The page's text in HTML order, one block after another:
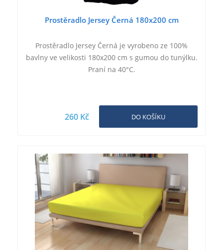
Prostěradlo Jersey Černá 180x200 cm
Prostěradlo Jersey Černá je vyrobeno ze 100%
bavlny ve velikosti 180x200 cm s gumou do tunýlku.
Praní na 40°C.
260 Kč DO KOŠÍKU